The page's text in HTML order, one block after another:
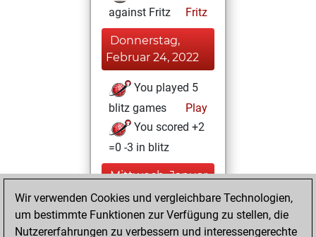
against Fritz
Fritz
Donnerstag,
Februar 24, 2022
You played 5
blitz games
Play
You scored +2
=0 -3 in blitz
Mittwoch, Januar
13, 2021
You created
Wir verwenden Cookies und vergleichbare Technologien,
um bestimmte Funktionen zur Verfügung zu stellen, die
Nutzererfahrungen zu verbessern und interessengerechte